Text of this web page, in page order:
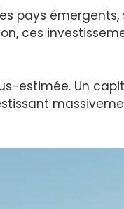
pays
ces
estimée. Un